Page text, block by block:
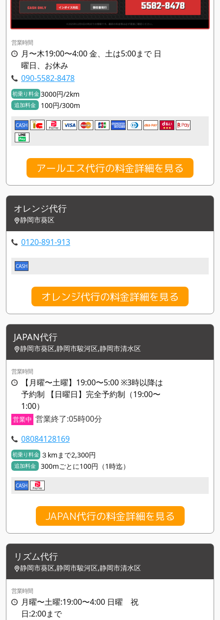
営業時間
月〜木19:00〜4:00 金、土は5:00まで 日
曜日、お休み
090-5582-8478
初乗り料金 3000円/2km
追加料金 100円/300m
CASH
アールエス代行の料金詳細を見る
オレンジ代行
静岡市葵区
0120-891-913
CASH
オレンジ代行の料金詳細を見る
JAPAN代行
静岡市葵区,静岡市駿河区,静岡市清水区
営業時間
【月曜〜土曜】19:00〜5:00 ※3時以降は
予約制 【日曜日】完全予約制（19:00〜
1:00）
営業中 営業終了:05時00分
08084128169
初乗り料金 ３kmまで2,300円
追加料金 300mごとに100円（1時迄）
CASH
JAPAN代行の料金詳細を見る
リズム代行
静岡市葵区,静岡市駿河区,静岡市清水区
営業時間
月曜〜土曜:19:00〜4:00 日曜 祝
日:2:00まで